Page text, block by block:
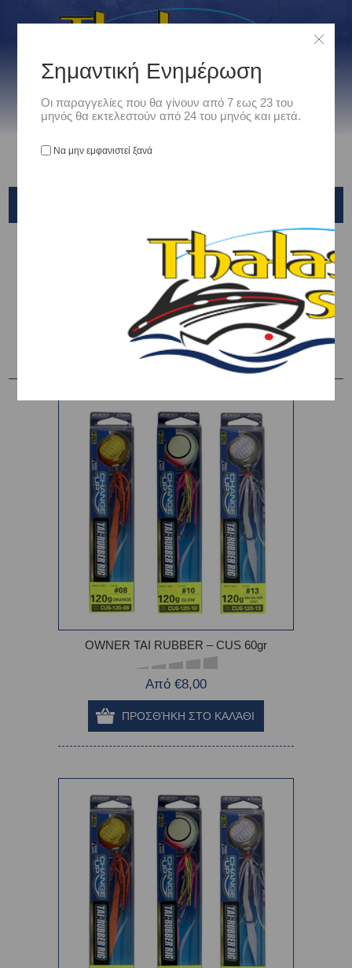
Είδη Αλιείας /
ΤΕΧΝΗΤΑ ΔΟΛΩΜΑΤΑ - ΤΣΑΠΑΡΙ - ΚΑΛΑΜΑΡΙΕΡΕΣ /
SLIDER - TAI RUBBER - KABURA / CULTIVA-OWNER
Ταξινόμηση ανά
OWNER TAI RUBBER – CUS 60gr
Από €8,00
Σημαντική Ενημέρωση
Οι παραγγελίες που θα γίνουν από 7 εως 23 του
μηνός θα εκτελεστούν από 24 του μηνός και μετά.
Να μην εμφανιστεί ξανά